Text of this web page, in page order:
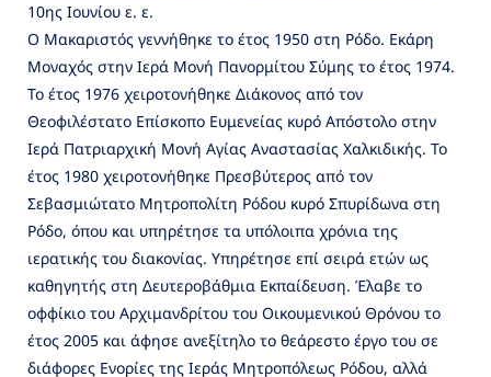
10ης Ιουνίου ε. ε.
Ο Μακαριστός γεννήθηκε το έτος 1950 στη Ρόδο. Εκάρη
Μοναχός στην Ιερά Μονή Πανορμίτου Σύμης το έτος 1974.
Το έτος 1976 χειροτονήθηκε Διάκονος από τον
Θεοφιλέστατο Επίσκοπο Ευμενείας κυρό Απόστολο στην
Ιερά Πατριαρχική Μονή Αγίας Αναστασίας Χαλκιδικής. Το
έτος 1980 χειροτονήθηκε Πρεσβύτερος από τον
Σεβασμιώτατο Μητροπολίτη Ρόδου κυρό Σπυρίδωνα στη
Ρόδο, όπου και υπηρέτησε τα υπόλοιπα χρόνια της
ιερατικής του διακονίας. Υπηρέτησε επί σειρά ετών ως
καθηγητής στη Δευτεροβάθμια Εκπαίδευση. Έλαβε το
οφφίκιο του Αρχιμανδρίτου του Οικουμενικού Θρόνου το
έτος 2005 και άφησε ανεξίτηλο το θεάρεστο έργο του σε
διάφορες Ενορίες της Ιεράς Μητροπόλεως Ρόδου, αλλά